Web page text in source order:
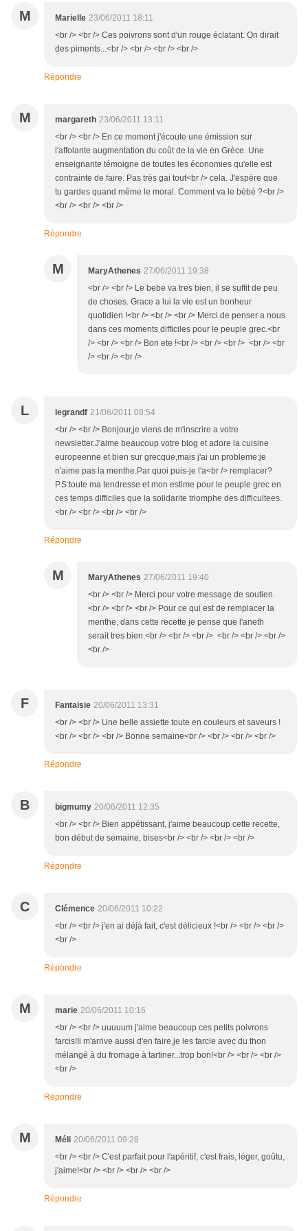
M Marielle 23/06/2011 18:11
<br /> <br /> Ces poivrons sont d'un rouge éclatant. On dirait
des piments...<br /> <br /> <br /> <br />
Répondre
M margareth 23/06/2011 13:11
<br /> <br /> En ce moment j'écoute une émission sur
l'affolante augmentation du coût de la vie en Grèce. Une
enseignante témoigne de toutes les économies qu'elle est
contrainte de faire. Pas très gai tout<br /> cela. J'espère que
tu gardes quand même le moral. Comment va le bébé ?<br />
<br /> <br /> <br />
Répondre
M MaryAthenes 27/06/2011 19:38
<br /> <br /> Le bebe va tres bien, il se suffit de peu
de choses. Grace a lui la vie est un bonheur
quotidien !<br /> <br /> <br /> Merci de penser a nous
dans ces moments difficiles pour le peuple grec.<br
/> <br /> <br /> Bon ete !<br /> <br /> <br /> <br /> <br
/> <br /> <br />
L legrandf 21/06/2011 08:54
<br /> <br /> Bonjour,je viens de m'inscrire a votre
newsletter.J'aime beaucoup votre blog et adore la cuisine
europeenne et bien sur grecque,mais j'ai un probleme:je
n'aime pas la menthe.Par quoi puis-je l'a<br /> remplacer?
P.S:toute ma tendresse et mon estime pour le peuple grec en
ces temps difficiles que la solidarite triomphe des difficultees.
<br /> <br /> <br /> <br />
Répondre
M MaryAthenes 27/06/2011 19:40
<br /> <br /> Merci pour votre message de soutien.
<br /> <br /> <br /> Pour ce qui est de remplacer la
menthe, dans cette recette je pense que l'aneth
serait tres bien.<br /> <br /> <br /> <br /> <br /> <br />
<br />
F Fantaisie 20/06/2011 13:31
<br /> <br /> Une belle assiette toute en couleurs et saveurs !
<br /> <br /> <br /> Bonne semaine<br /> <br /> <br /> <br />
Répondre
B bigmumy 20/06/2011 12:35
<br /> <br /> Bien appétissant, j'aime beaucoup cette recette,
bon début de semaine, bises<br /> <br /> <br /> <br />
Répondre
C Clémence 20/06/2011 10:22
<br /> <br /> j'en ai déjà fait, c'est délicieux !<br /> <br /> <br />
<br />
Répondre
M marie 20/06/2011 10:16
<br /> <br /> uuuuum j'aime beaucoup ces petits poivrons
farcis!Il m'arrive aussi d'en faire,je les farcie avec du thon
mélangé à du fromage à tartiner...trop bon!<br /> <br /> <br />
<br />
Répondre
M Méli 20/06/2011 09:28
<br /> <br /> C'est parfait pour l'apéritif, c'est frais, léger, goûtu,
j'aime!<br /> <br /> <br /> <br />
Répondre